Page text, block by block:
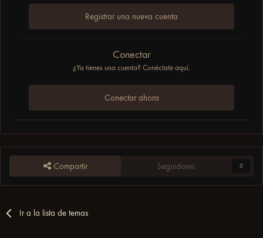
Registrar una nueva cuenta
Conectar
¿Ya tienes una cuenta? Conéctate aquí.
Conectar ahora
Compartir Seguidores 0
Ir a la lista de temas